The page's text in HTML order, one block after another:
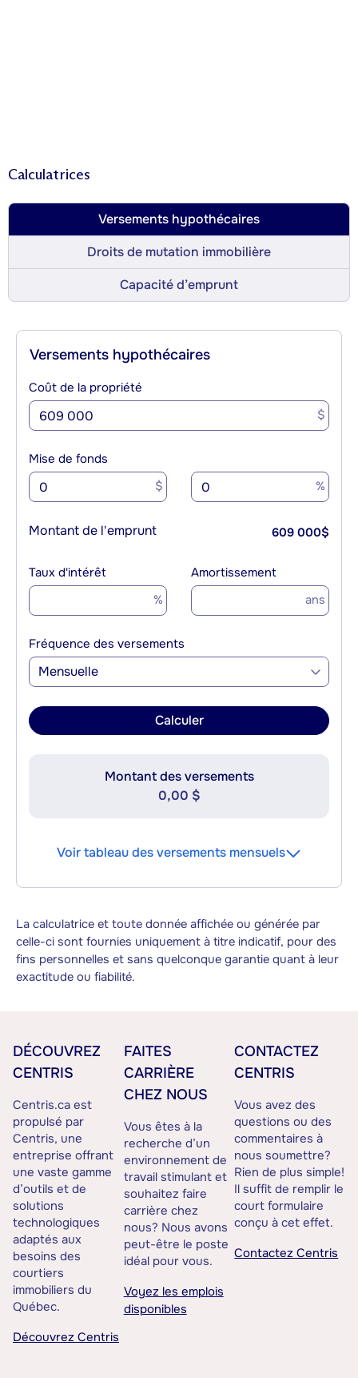
Calculatrices
Versements hypothécaires
Droits de mutation immobilière
Capacité d’emprunt
Versements hypothécaires
Coût de la propriété
$
Mise de fonds
$ %
Montant de l'emprunt 609 000$
Taux d'intérêt
%
Amortissement
ans
Fréquence des versements
Mensuelle
Calculer
Montant des versements
0,00 $
Voir tableau des versements mensuels
La calculatrice et toute donnée affichée ou générée par
celle-ci sont fournies uniquement à titre indicatif, pour des
fins personnelles et sans quelconque garantie quant à leur
exactitude ou fiabilité.
DÉCOUVREZ
CENTRIS
Centris.ca est
propulsé par
Centris, une
entreprise offrant
une vaste gamme
d’outils et de
solutions
technologiques
adaptés aux
besoins des
courtiers
immobiliers du
Québec.
Découvrez Centris
FAITES
CARRIÈRE
CHEZ NOUS
Vous êtes à la
recherche d’un
environnement de
travail stimulant et
souhaitez faire
carrière chez
nous? Nous avons
peut-être le poste
idéal pour vous.
Voyez les emplois
disponibles
CONTACTEZ
CENTRIS
Vous avez des
questions ou des
commentaires à
nous soumettre?
Rien de plus simple!
Il suffit de remplir le
court formulaire
conçu à cet effet.
Contactez Centris